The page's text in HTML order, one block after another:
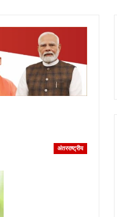
अंतरराष्ट्रीय